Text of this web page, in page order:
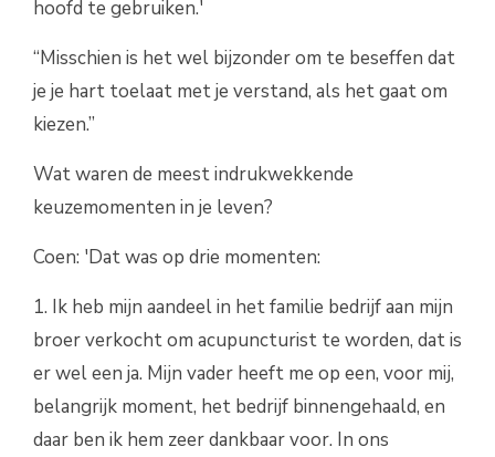
hoofd te gebruiken.'
“Misschien is het wel bijzonder om te beseffen dat
je je hart toelaat met je verstand, als het gaat om
kiezen.”
Wat waren de meest indrukwekkende
keuzemomenten in je leven?
Coen: 'Dat was op drie momenten:
1. Ik heb mijn aandeel in het familie bedrijf aan mijn
broer verkocht om acupuncturist te worden, dat is
er wel een ja. Mijn vader heeft me op een, voor mij,
belangrijk moment, het bedrijf binnengehaald, en
daar ben ik hem zeer dankbaar voor. In ons